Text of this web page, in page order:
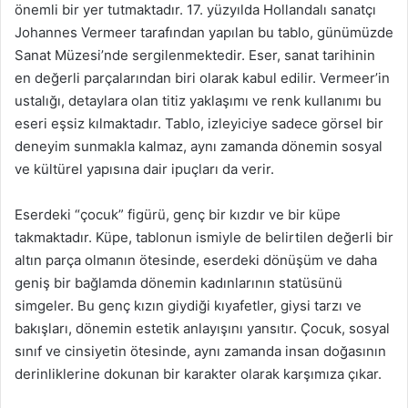
önemli bir yer tutmaktadır. 17. yüzyılda Hollandalı sanatçı
Johannes Vermeer tarafından yapılan bu tablo, günümüzde
Sanat Müzesi’nde sergilenmektedir. Eser, sanat tarihinin
en değerli parçalarından biri olarak kabul edilir. Vermeer’in
ustalığı, detaylara olan titiz yaklaşımı ve renk kullanımı bu
eseri eşsiz kılmaktadır. Tablo, izleyiciye sadece görsel bir
deneyim sunmakla kalmaz, aynı zamanda dönemin sosyal
ve kültürel yapısına dair ipuçları da verir.
Eserdeki “çocuk” figürü, genç bir kızdır ve bir küpe
takmaktadır. Küpe, tablonun ismiyle de belirtilen değerli bir
altın parça olmanın ötesinde, eserdeki dönüşüm ve daha
geniş bir bağlamda dönemin kadınlarının statüsünü
simgeler. Bu genç kızın giydiği kıyafetler, giysi tarzı ve
bakışları, dönemin estetik anlayışını yansıtır. Çocuk, sosyal
sınıf ve cinsiyetin ötesinde, aynı zamanda insan doğasının
derinliklerine dokunan bir karakter olarak karşımıza çıkar.